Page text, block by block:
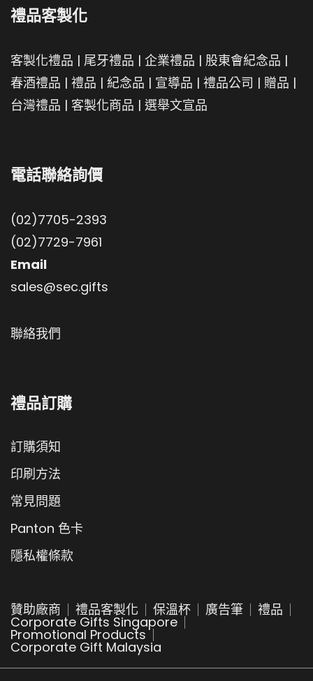
禮品客製化
客製化禮品 | 尾牙禮品 | 企業禮品 | 股東會紀念品 |
春酒禮品 | 禮品 | 紀念品 | 宣導品 | 禮品公司 | 贈品 |
台灣禮品 | 客製化商品 | 選舉文宣品
電話聯絡詢價
(02)7705-2393
(02)7729-7961
Email
sales@sec.gifts
聯絡我們
禮品訂購
訂購須知
印刷方法
常見問題
Panton 色卡
隱私權條款
贊助廠商 禮品客製化 保溫杯 廣告筆 禮品
Corporate Gifts Singapore
Promotional Products
Corporate Gift Malaysia